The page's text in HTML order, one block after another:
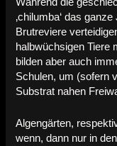
Während die
‚chilumba‘ das
Brutreviere
halbwüchsigen Tiere
bilden aber auch
Schulen, um (sofern
Substrat nahen
Algengärten,
wenn, dann nur in